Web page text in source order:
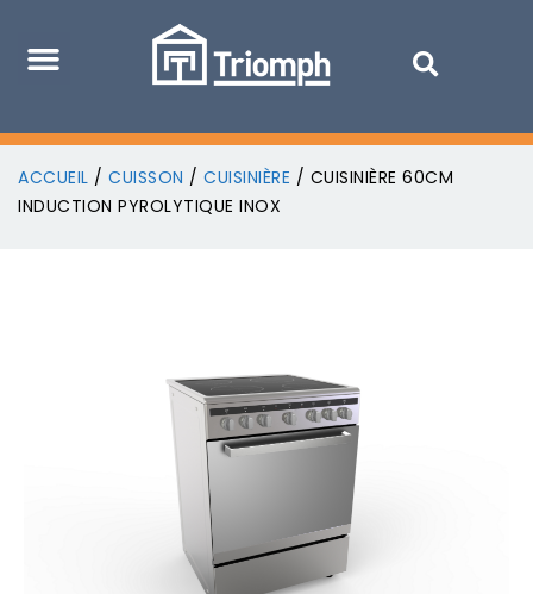
ACCUEIL / CUISSON / CUISINIÈRE / CUISINIÈRE 60CM
INDUCTION PYROLYTIQUE INOX